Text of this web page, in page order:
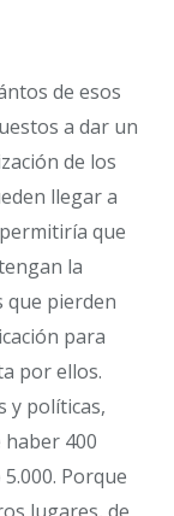
de esos
a dar un
de los
llegar a
que
la
que pierden
para
por ellos.
y políticas,
haber 400
Porque